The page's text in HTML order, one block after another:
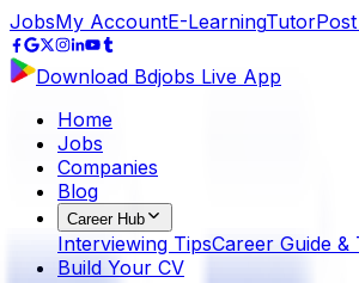
JobsMy AccountE-LearningTutor
Download Bdjobs Live App
Home
Jobs
Companies
Blog
Career Hub
Interviewing TipsCareer Guide &
Build Your CV